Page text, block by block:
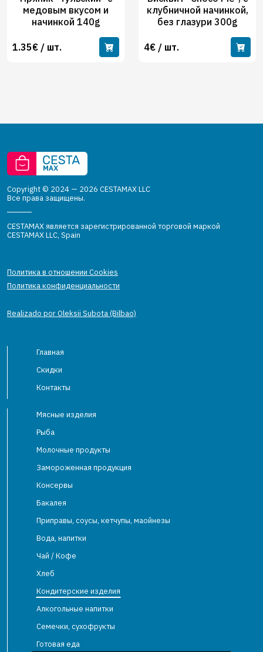
медовым вкусом и
начинкой 140g
1.35€ / шт.
клубничной начинкой,
без глазури 300g
4€ / шт.
Copyright © 2024 — 2026 CESTAMAX LLC
Все права защищены.
CESTAMAX является зарегистрированной торговой маркой
CESTAMAX LLC, Spain
Политика в отношении Cookies
Политика конфиденциальности
Realizado por Oleksii Subota (Bilbao)
Главная
Скидки
Контакты
Мясные изделия
Рыба
Молочные продукты
Замороженная продукция
Консервы
Бакалея
Приправы, соусы, кетчупы, маойнезы
Вода, напитки
Чай / Кофе
Хлеб
Кондитерские изделия
Алкогольные напитки
Семечки, сухофрукты
Готовая еда